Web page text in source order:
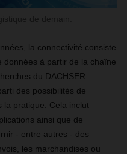
la connectivité consiste
données à partir de la chaîne
du DACHSER
des possibilités de
la pratique. Cela inclut
ainsi que de
- entre autres - des
les marchandises ou